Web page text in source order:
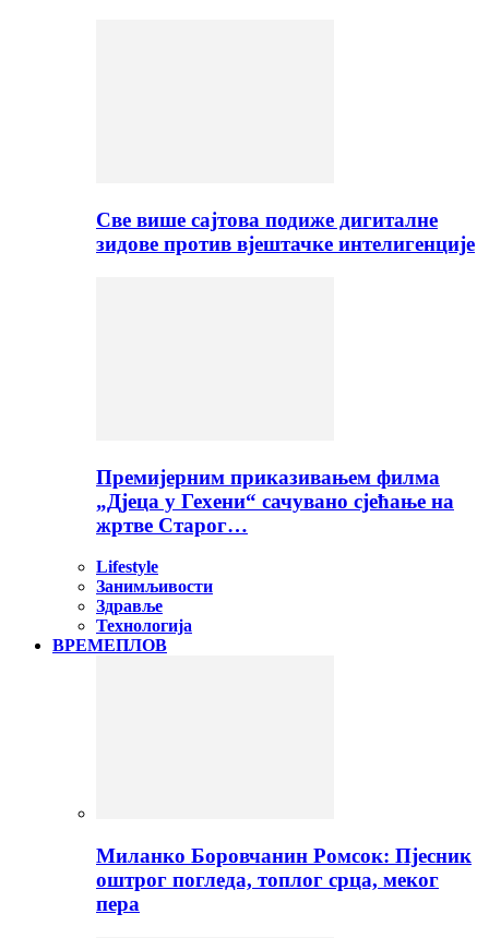
Све више сајтова подиже дигиталне
зидове против вјештачке интелигенције
Премијерним приказивањем филма
„Дјеца у Гехени“ сачувано сјећање на
жртве Старог…
Lifestyle
Занимљивости
Здравље
Технологија
ВРЕМЕПЛОВ
Миланко Боровчанин Ромсок: Пјесник
оштрог погледа, топлог срца, меког
пера